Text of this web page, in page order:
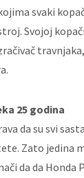
svaki
Svojoj
25 godina
da su svi
Zato jedina
da da Honda